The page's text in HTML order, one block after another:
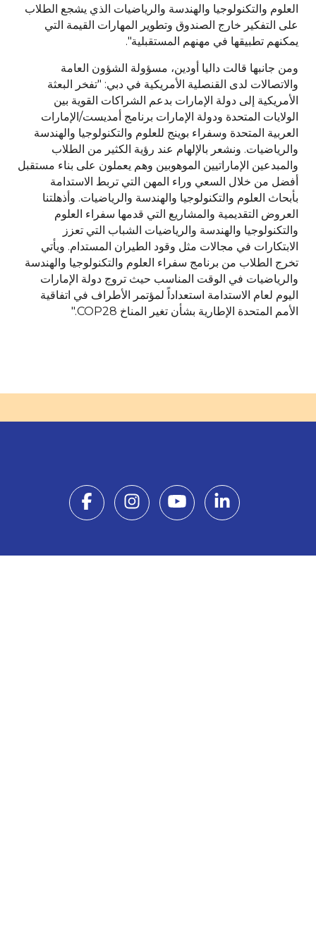
العلوم والتكنولوجيا والهندسة والرياضيات الذي يشجع الطلاب
على التفكير خارج الصندوق وتطوير المهارات القيمة التي
يمكنهم تطبيقها في مهنهم المستقبلية".
ومن جانبها قالت داليا أودين، مسؤولة الشؤون العامة
والاتصالات لدى القنصلية الأمريكية في دبي: "تفخر البعثة
الأمريكية إلى دولة الإمارات بدعم الشراكات القوية بين
الولايات المتحدة ودولة الإمارات برنامج أمديست/الإمارات
العربية المتحدة وسفراء بوينج للعلوم والتكنولوجيا والهندسة
والرياضيات. ونشعر بالإلهام عند رؤية الكثير من الطلاب
والمبدعين الإماراتيين الموهوبين وهم يعملون على بناء مستقبل
أفضل من خلال السعي وراء المهن التي تربط الاستدامة
بأبحاث العلوم والتكنولوجيا والهندسة والرياضيات. وأذهلتنا
العروض التقديمية والمشاريع التي قدمها سفراء العلوم
والتكنولوجيا والهندسة والرياضيات الشباب التي تعزز
الابتكارات في مجالات مثل وقود الطيران المستدام. ويأتي
تخرج الطلاب من برنامج سفراء العلوم والتكنولوجيا والهندسة
والرياضيات في الوقت المناسب حيث تروج دولة الإمارات
اليوم لعام الاستدامة استعداداً لمؤتمر الأطراف في اتفاقية
الأمم المتحدة الإطارية بشأن تغير المناخ COP28."